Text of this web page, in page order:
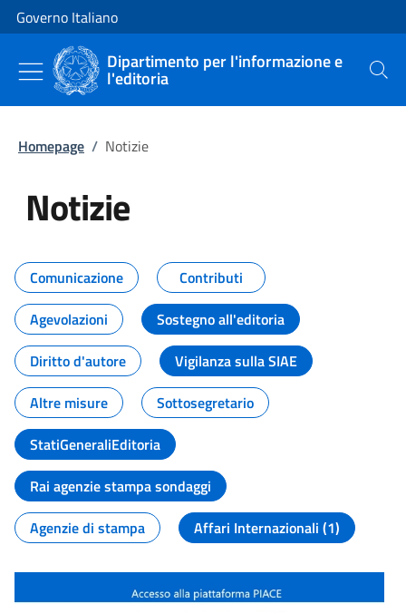
Vai al contenuto
Vai alla navigazione del sito
Governo Italiano
Dipartimento per l'informazione e
l'editoria Cerca
Homepage / Notizie
Notizie
Tutti i contenuti della pagina
Comunicazione
Contributi
Agevolazioni
Sostegno all'editoria
Diritto d'autore
Vigilanza sulla SIAE
Altre misure
Sottosegretario
StatiGeneraliEditoria
Rai agenzie stampa sondaggi
Agenzie di stampa
Affari Internazionali (1)